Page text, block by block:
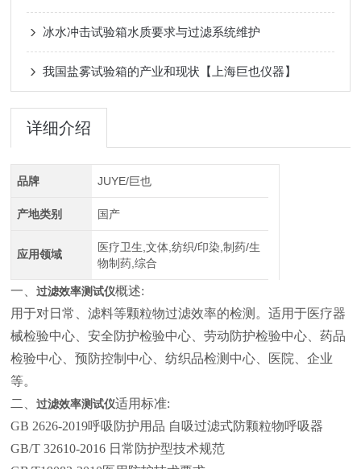
冰水冲击试验箱水质要求与过滤系统维护
我国盐雾试验箱的产业和现状【上海巨也仪器】
详细介绍
品牌 JUYE/巨也
产地类别 国产
应用领域
医疗卫生,文体,纺织/印染,制药/生
物制药,综合
一、过滤效率测试仪概述:
用于对日常、滤料等颗粒物过滤效率的检测。适用于医疗器
械检验中心、安全防护检验中心、劳动防护检验中心、药品
检验中心、预防控制中心、纺织品检测中心、医院、企业
等。
二、过滤效率测试仪适用标准:
GB 2626-2019呼吸防护用品 自吸过滤式防颗粒物呼吸器
GB/T 32610-2016 日常防护型技术规范